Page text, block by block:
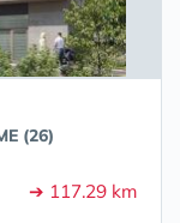
(26)
➔ 117.29 km